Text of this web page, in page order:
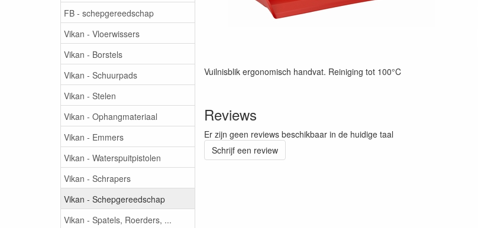
FB - schepgereedschap
Vikan - Vloerwissers
Vikan - Borstels
Vikan - Schuurpads
Vikan - Stelen
Vikan - Ophangmateriaal
Vikan - Emmers
Vikan - Waterspuitpistolen
Vikan - Schrapers
Vikan - Schepgereedschap
Vikan - Spatels, Roerders, ...
Vuilnisblik ergonomisch handvat. Reiniging tot 100°C
Reviews
Er zijn geen reviews beschikbaar in de huidige taal
Schrijf een review